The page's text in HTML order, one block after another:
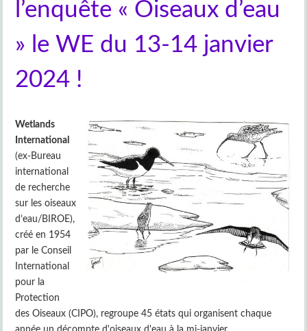
l’enquête « Oiseaux d’eau
» le WE du 13-14 janvier
2024 !
Wetlands
International
(ex-Bureau
international
de recherche
sur les oiseaux
d’eau/BIROE),
créé en 1954
par le Conseil
International
pour la
Protection
des Oiseaux (CIPO), regroupe 45 états qui organisent chaque